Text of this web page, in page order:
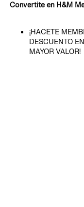
Convertite en H&M
¡HACETE
DESCUENTO
MAYOR VALOR!